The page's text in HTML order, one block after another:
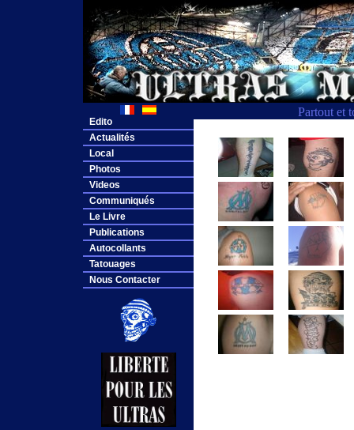
Partout et
Edito
Actualités
Local
Photos
Videos
Communiqués
Le Livre
Publications
Autocollants
Tatouages
Nous Contacter